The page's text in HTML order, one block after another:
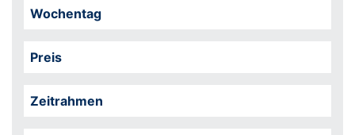
Wochentag
Preis
Zeitrahmen